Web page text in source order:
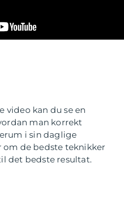
video kan du se en
man korrekt
i sin daglige
de bedste teknikker
det bedste resultat.